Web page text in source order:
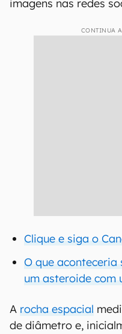
imagens nas redes
CONTINUA
Clique e siga o
O que
um asteroide com
A rocha espacial
de diâmetro e,